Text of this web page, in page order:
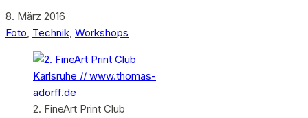
8. März 2016
Foto, Technik, Workshops
2. FineArt Print Club